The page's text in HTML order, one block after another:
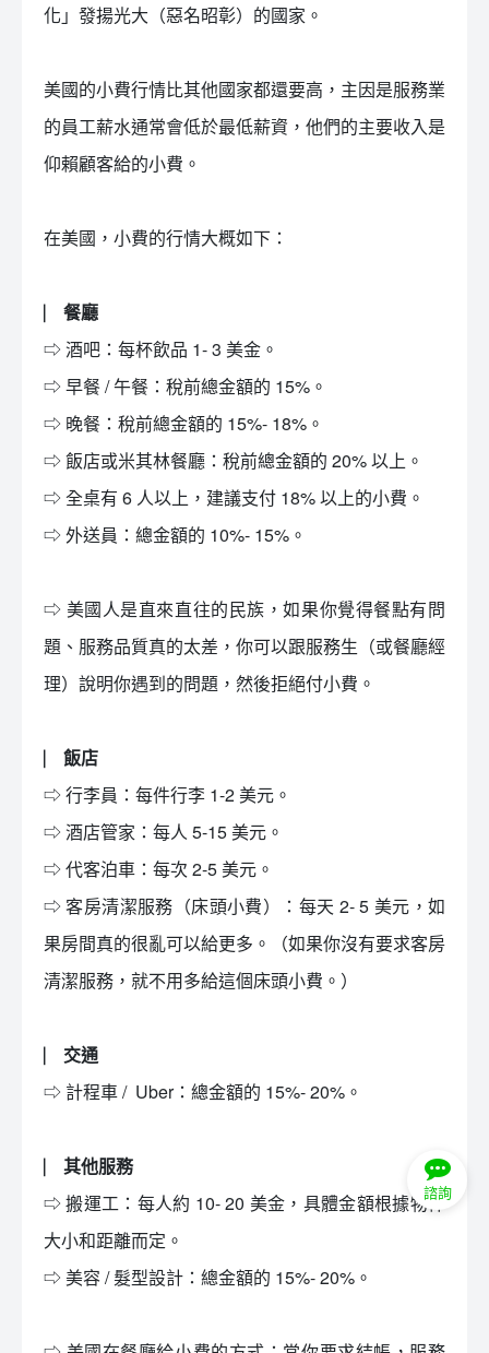
化」發揚光大（惡名昭彰）的國家。
美國的小費行情比其他國家都還要高，主因是服務業
的員工薪水通常會低於最低薪資，他們的主要收入是
仰賴顧客給的小費。
在美國，小費的行情大概如下：
⎸ 餐廳
⇨ 酒吧：每杯飲品 1- 3 美金。
⇨ 早餐 / 午餐：稅前總金額的 15%。
⇨ 晚餐：稅前總金額的 15%- 18%。
⇨ 飯店或米其林餐廳：稅前總金額的 20% 以上。
⇨ 全桌有 6 人以上，建議支付 18% 以上的小費。
⇨ 外送員：總金額的 10%- 15%。
⇨ 美國人是直來直往的民族，如果你覺得餐點有問
題、服務品質真的太差，你可以跟服務生（或餐廳經
理）說明你遇到的問題，然後拒絕付小費。
⎸ 飯店
⇨ 行李員：每件行李 1-2 美元。
⇨ 酒店管家：每人 5-15 美元。
⇨ 代客泊車：每次 2-5 美元。
⇨ 客房清潔服務（床頭小費）：每天 2- 5 美元，如
果房間真的很亂可以給更多。（如果你沒有要求客房
清潔服務，就不用多給這個床頭小費。）
⎸ 交通
⇨ 計程車 / Uber：總金額的 15%- 20%。
⎸ 其他服務
⇨ 搬運工：每人約 10- 20 美金，具體金額根據物件
大小和距離而定。
⇨ 美容 / 髮型設計：總金額的 15%- 20%。
諮詢